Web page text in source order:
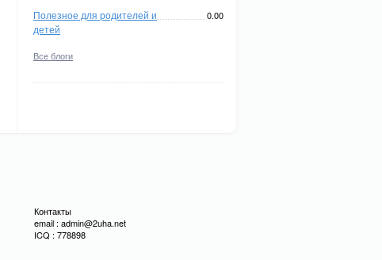
Полезное для родителей и
детей
0.00
Все блоги
Контакты
email : admin@2uha.net
ICQ : 778898